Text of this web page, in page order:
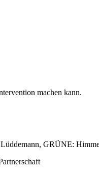
machen kann.
GRÜNE: